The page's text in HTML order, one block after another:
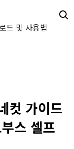
드 및 사용법
컷 가이드
스 셀프